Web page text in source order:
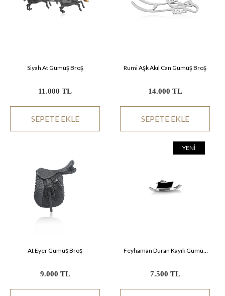
Siyah At Gümüş Broş
11.000 TL
SEPETE EKLE
Rumi Aşk Akıl Can Gümüş Broş
14.000 TL
SEPETE EKLE
At Eyer Gümüş Broş
9.000 TL
YENI
Feyhaman Duran Kayık Gümüş
7.500 TL